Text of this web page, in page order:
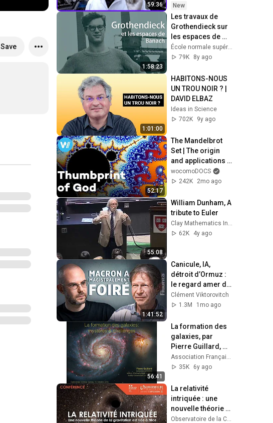
Save
59:36
Thermodynamics
New
1:58:23
Les travaux de
Grothendieck sur
les espaces de
Banach et leurs
surprenantes
actuelles
École normale supérieure - PSL
79K
8y ago
1:01:00
HABITONS-NOUS
UN TROU NOIR ? |
DAVID ELBAZ
Ideas in Science
702K
9y ago
52:17
The Mandelbrot
Set | The origin
and applications
of Fractal
Geometry (Full
wocomoDOCS
242K
2mo ago
55:08
William Dunham, A
tribute to Euler
62K
4y ago
1:41:52
Canicule, IA,
détroit d’Ormuz :
le regard amer de
Jean-Marc
Jancovici -
Clément Viktorovitch
1.3M
1mo ago
56:41
La formation des
galaxies, par
Pierre Guillard,
Prof. à Sorbonne
Universités,
Association Française d'Astronomie (AFA)
35K
6y ago
La relativité
intriquée : une
nouvelle théorie
de la gravitation